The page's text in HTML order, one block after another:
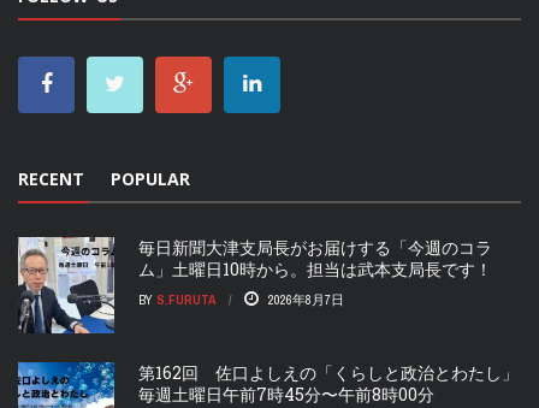
RECENT POPULAR
毎日新聞大津支局長がお届けする「今週のコラ
ム」土曜日10時から。担当は武本支局長です！
BY S.FURUTA 2026年8月7日
第162回 佐口よしえの「くらしと政治とわたし」
毎週土曜日午前7時45分〜午前8時00分